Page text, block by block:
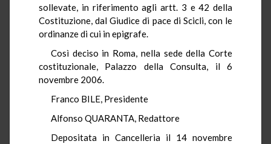
sollevate, in riferimento agli artt. 3 e 42 della
Costituzione, dal Giudice di pace di Scicli, con le
ordinanze di cui in epigrafe.
Così deciso in Roma, nella sede della Corte
costituzionale, Palazzo della Consulta, il 6
novembre 2006.
Franco BILE, Presidente
Alfonso QUARANTA, Redattore
Depositata in Cancelleria il 14 novembre